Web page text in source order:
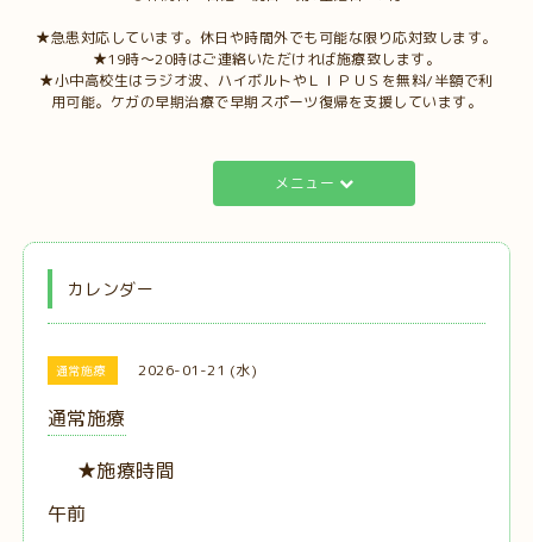
★急患対応しています。休日や時間外でも可能な限り応対致します。
★19時～20時はご連絡いただければ施療致します。
★小中高校生はラジオ波、ハイボルトやＬＩＰＵＳを無料/半額で利
用可能。ケガの早期治療で早期スポーツ復帰を支援しています。
メニュー
カレンダー
通常施療 2026-01-21 (水)
通常施療
★施療時間
午前